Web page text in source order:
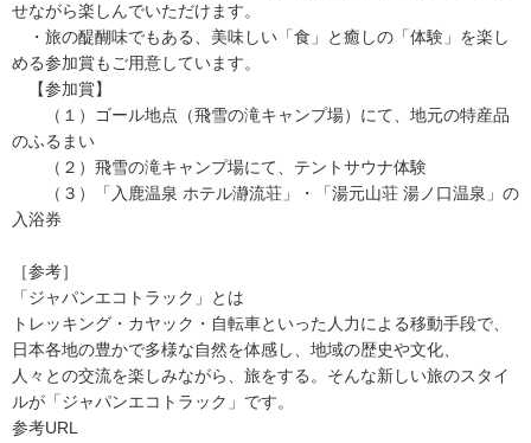
せながら楽しんでいただけます。
・旅の醍醐味でもある、美味しい「食」と癒しの「体験」を楽し
める参加賞もご用意しています。
【参加賞】
（１）ゴール地点（飛雪の滝キャンプ場）にて、地元の特産品
のふるまい
（２）飛雪の滝キャンプ場にて、テントサウナ体験
（３）「入鹿温泉 ホテル瀞流荘」・「湯元山荘 湯ノ口温泉」の
入浴券
［参考］
「ジャパンエコトラック」とは
トレッキング・カヤック・自転車といった人力による移動手段で、
日本各地の豊かで多様な自然を体感し、地域の歴史や文化、
人々との交流を楽しみながら、旅をする。そんな新しい旅のスタイ
ルが「ジャパンエコトラック」です。
参考URL